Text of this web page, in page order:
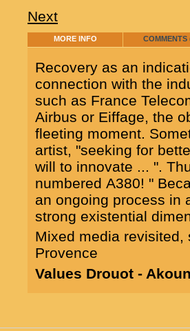
Next
MORE INFO COMMENTS
Recovery as an
connection with the
such as France
Airbus or Eiffage, the
fleeting moment.
artist, "seeking for
will to innovate ... ".
numbered A380! "
an ongoing process in
strong existential
Mixed media
Provence
Values Drouot -